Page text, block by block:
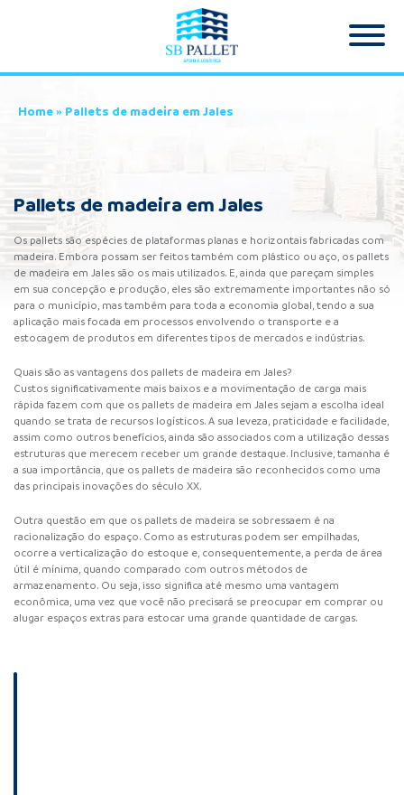
Home» Pallets de madeira em Jales
Pallets de madeira em Jales
Os pallets são espécies de plataformas planas e horizontais fabricadas com
madeira. Embora possam ser feitos também com plástico ou aço, os pallets
de madeira em Jales são os mais utilizados. E, ainda que pareçam simples
em sua concepção e produção, eles são extremamente importantes não só
para o município, mas também para toda a economia global, tendo a sua
aplicação mais focada em processos envolvendo o transporte e a
estocagem de produtos em diferentes tipos de mercados e indústrias.
Quais são as vantagens dos pallets de madeira em Jales?
Custos significativamente mais baixos e a movimentação de carga mais
rápida fazem com que os pallets de madeira em Jales sejam a escolha ideal
quando se trata de recursos logísticos. A sua leveza, praticidade e facilidade,
assim como outros benefícios, ainda são associados com a utilização dessas
estruturas que merecem receber um grande destaque. Inclusive, tamanha é
a sua importância, que os pallets de madeira são reconhecidos como uma
das principais inovações do século XX.
Outra questão em que os pallets de madeira se sobressaem é na
racionalização do espaço. Como as estruturas podem ser empilhadas,
ocorre a verticalização do estoque e, consequentemente, a perda de área
útil é mínima, quando comparado com outros métodos de
armazenamento. Ou seja, isso significa até mesmo uma vantagem
econômica, uma vez que você não precisará se preocupar em comprar ou
alugar espaços extras para estocar uma grande quantidade de cargas.